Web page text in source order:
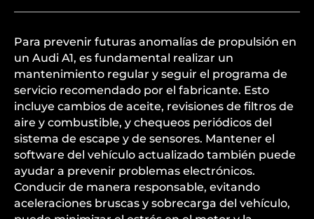
Para prevenir futuras anomalías de propulsión en
un Audi A1, es fundamental realizar un
mantenimiento regular y seguir el programa de
servicio recomendado por el fabricante. Esto
incluye cambios de aceite, revisiones de filtros de
aire y combustible, y chequeos periódicos del
sistema de escape y de sensores. Mantener el
software del vehículo actualizado también puede
ayudar a prevenir problemas electrónicos.
Conducir de manera responsable, evitando
aceleraciones bruscas y sobrecarga del vehículo,